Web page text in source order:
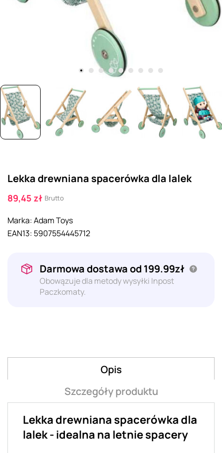
Lekka drewniana spacerówka dla lalek
89,45 zł Brutto
Marka:Adam Toys
EAN13: 5907554445712
Darmowa dostawa od 199.99zł
Obowązuje dla metody wysyłki Inpost
Paczkomaty.
Opis
Szczegóły produktu
Lekka drewniana spacerówka dla
lalek - idealna na letnie spacery